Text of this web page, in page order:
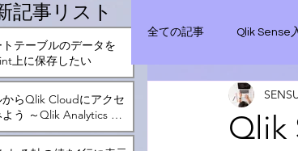
記事リスト
テーブルのデータを
上に保存したい
らQlik Cloudにアクセ
う ～Qlik Analytics ア
全ての記事 Qlik Sense
実践！データ分析記事
Qlik